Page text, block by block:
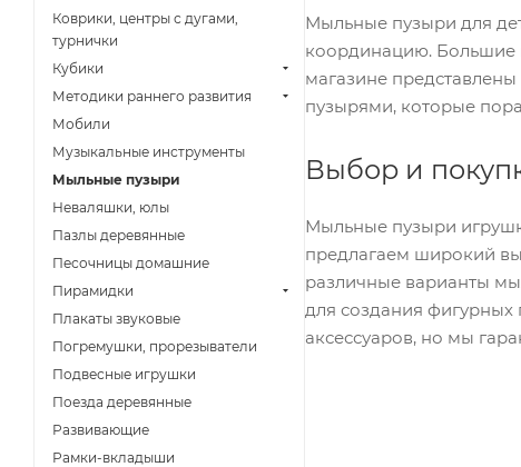
Мыльные пузыри для
координацию. Большие
магазине
пузырями, которые
Выбор и
Мыльные пузыри
предлагаем широкий
различные варианты
для создания
аксессуаров, но мы
Коврики, центры с дугами,
турнички
Кубики
Методики раннего развития
Мобили
Музыкальные инструменты
Мыльные пузыри
Неваляшки, юлы
Пазлы деревянные
Песочницы домашние
Пирамидки
Плакаты звуковые
Погремушки, прорезыватели
Подвесные игрушки
Поезда деревянные
Развивающие
Рамки-вкладыши